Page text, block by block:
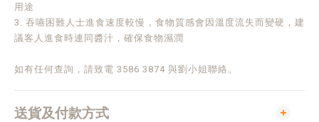
用途
3. 吞嚥困難人士進食速度較慢，食物質感會因溫度流失而變硬，建
議客人進食時連同醬汁，確保食物濕潤
如有任何查詢，請致電 3586 3874 與劉小姐聯絡。
送貨及付款方式